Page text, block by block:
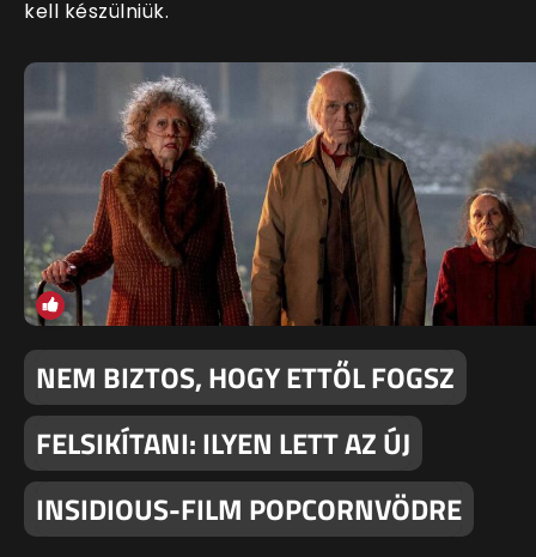
kell készülniük.
NEM BIZTOS, HOGY ETTŐL FOGSZ
FELSIKÍTANI: ILYEN LETT AZ ÚJ
INSIDIOUS-FILM POPCORNVÖDRE